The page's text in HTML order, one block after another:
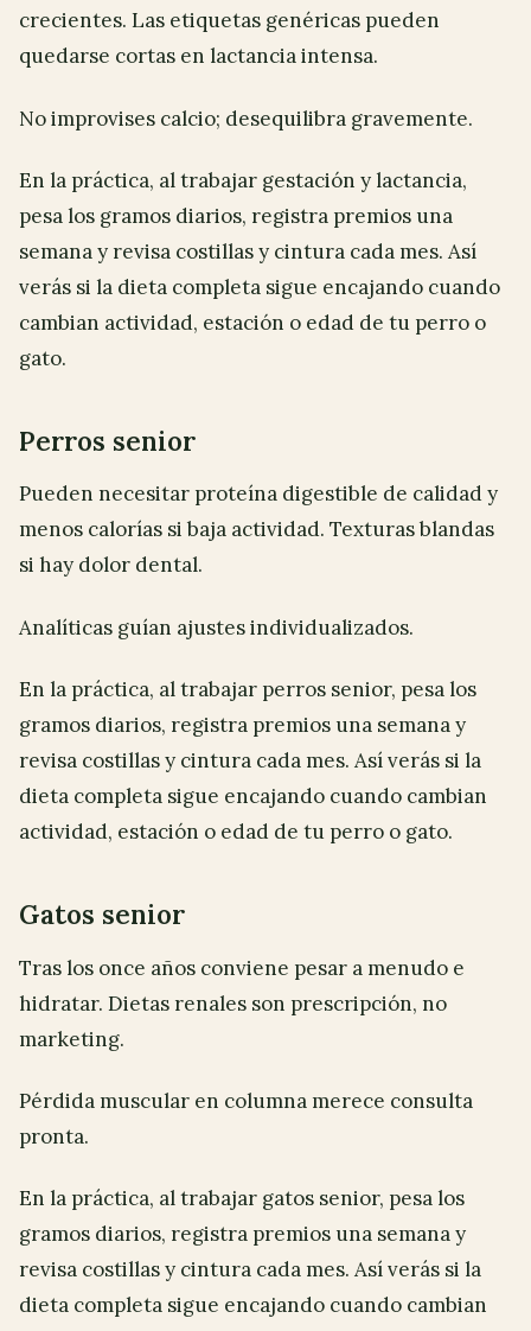
crecientes. Las etiquetas genéricas pueden
quedarse cortas en lactancia intensa.
No improvises calcio; desequilibra gravemente.
En la práctica, al trabajar gestación y lactancia,
pesa los gramos diarios, registra premios una
semana y revisa costillas y cintura cada mes. Así
verás si la dieta completa sigue encajando cuando
cambian actividad, estación o edad de tu perro o
gato.
Perros senior
Pueden necesitar proteína digestible de calidad y
menos calorías si baja actividad. Texturas blandas
si hay dolor dental.
Analíticas guían ajustes individualizados.
En la práctica, al trabajar perros senior, pesa los
gramos diarios, registra premios una semana y
revisa costillas y cintura cada mes. Así verás si la
dieta completa sigue encajando cuando cambian
actividad, estación o edad de tu perro o gato.
Gatos senior
Tras los once años conviene pesar a menudo e
hidratar. Dietas renales son prescripción, no
marketing.
Pérdida muscular en columna merece consulta
pronta.
En la práctica, al trabajar gatos senior, pesa los
gramos diarios, registra premios una semana y
revisa costillas y cintura cada mes. Así verás si la
dieta completa sigue encajando cuando cambian